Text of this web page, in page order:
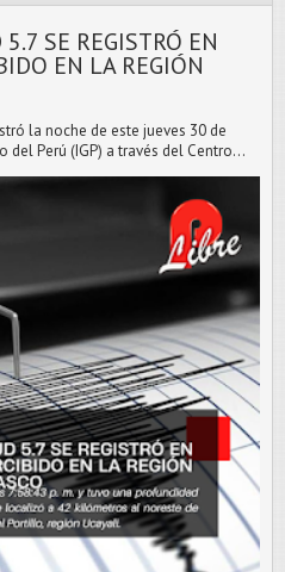
SE REGISTRÓ EN
EN LA REGIÓN
la noche de este jueves 30 de
Perú (IGP) a través del Centro...